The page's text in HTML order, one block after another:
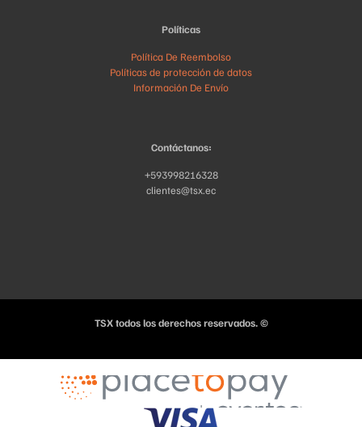
Políticas
Política De Reembolso
Políticas de protección de datos
Información De Envío
Contáctanos:
+593998216328
clientes@tsx.ec
TSX todos los derechos reservados. ©